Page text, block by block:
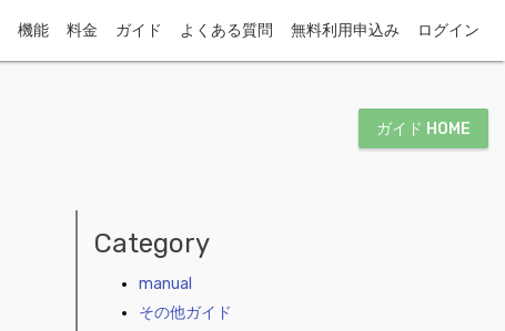
機能 料金 ガイド よくある質問 無料利用申込み ログイン
Category
manual
その他ガイド
ガイド HOME